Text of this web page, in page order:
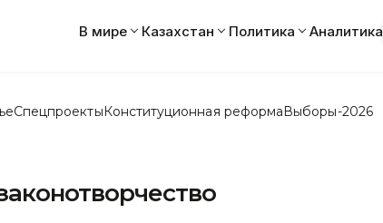
В мире Казахстан Политика Аналитика
СпецпроектыКонституционная реформаВыборы-2026